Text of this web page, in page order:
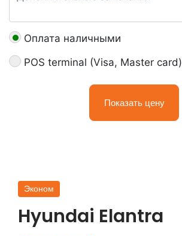
Оплата наличными
POS terminal (Visa, Master card)
Показать цену
Эконом
Hyundai Elantra